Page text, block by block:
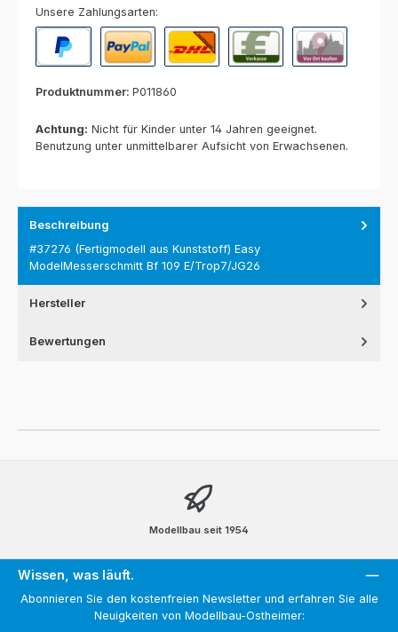
Unsere Zahlungsarten:
Produktnummer: P011860
Achtung: Nicht für Kinder unter 14 Jahren geeignet.
Benutzung unter unmittelbarer Aufsicht von Erwachsenen.
Beschreibung
#37276 (Fertigmodell aus Kunststoff) Easy
ModelMesserschmitt Bf 109 E/Trop7/JG26
Hersteller
Bewertungen
Modellbau seit 1954
Wissen, was läuft.
Abonnieren Sie den kostenfreien Newsletter und erfahren Sie alle
Neuigkeiten von Modellbau-Ostheimer: